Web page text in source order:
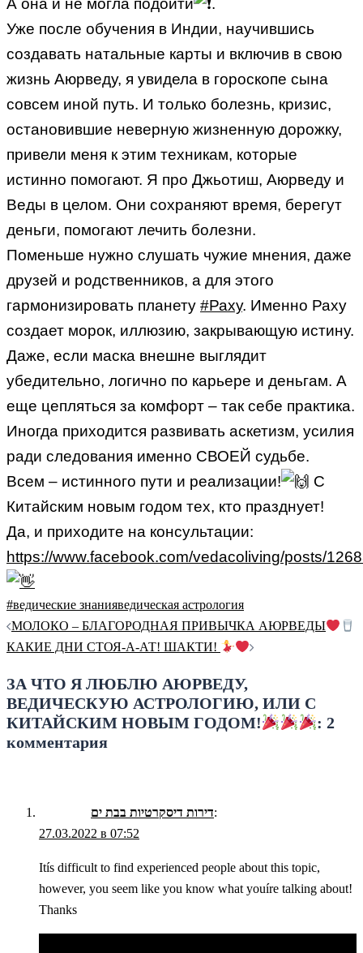
А она и не могла подойти
.
Уже после обучения в Индии, научившись
создавать натальные карты и включив в свою
жизнь Аюрведу, я увидела в гороскопе сына
совсем иной путь. И только болезнь, кризис,
остановившие неверную жизненную дорожку,
привели меня к этим техникам, которые
истинно помогают. Я про Джьотиш, Аюрведу и
Веды в целом. Они сохраняют время, берегут
деньги, помогают лечить болезни.
Поменьше нужно слушать чужие мнения, даже
друзей и родственников, а для этого
гармонизировать планету #Раху. Именно Раху
создает морок, иллюзию, закрывающую истину.
Даже, если маска внешне выглядит
убедительно, логично по карьере и деньгам. А
еще цепляться за комфорт – так себе практика.
Иногда приходится развивать аскетизм, усилия
ради следования именно СВОЕЙ судьбе.
Всем – истинного пути и реализации!
С
Китайским новым годом тех, кто празднует!
Да, и приходите на консультации:
https://www.facebook.com/vedacoliving/posts/
#ведические знанияведическая астрология
Навигация
по
МОЛОКО – БЛАГОРОДНАЯ ПРИВЫЧКА АЮРВЕДЫ
КАКИЕ ДНИ СТОЯ-А-АТ! ШАКТИ!
ЗА ЧТО Я ЛЮБЛЮ АЮРВЕДУ,
ВЕДИЧЕСКУЮ АСТРОЛОГИЮ, ИЛИ С
КИТАЙСКИМ НОВЫМ ГОДОМ!
: 2
комментария
דירות דיסקרטיות בבת ים:
27.03.2022 в 07:52
Itís difficult to find experienced people about this topic,
however, you seem like you know what youíre talking about!
Thanks